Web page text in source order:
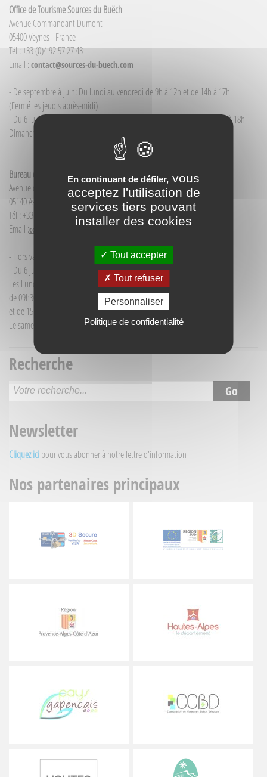
Office de Tourisme Sources du Buëch
Avenue Commandant Dumont
05400 Veynes - France
Tél : +33 (0)4 92 57 27 43
Email : contact@sources-du-buech.com
- De septembre à juin: Du lundi au vendredi de 9h à 12h et de 14h à 17h
(Fermé les jeudis après-midi)
- Du 6 juillet / au 30 août : du lundi au samedi de 9h à 12h00 et de 14h à 18h
Dimanche et jour férié : 9h à 12h00
Bureau d'Informations touristiques Aspres-sur-Buëch
Avenue de la Gare
05140 Aspres-sur-Buëch - France
Tél : +33(0)4 92 58 68 88
Email :contact@sources-du-buech.com
- Hors vacances d'été : mardi de 9h30 à 12h00
- Du 6 juillet au 30 août :
Les Lundi et Mercredi
de 09h30 à 12h30
et de 15h30 à 18h00
Le samedi matin de 09h30 à 12h30
Recherche
Newsletter
Cliquez ici pour vous abonner à notre lettre d'information
Nos partenaires principaux
En continuant de défiler, vous
acceptez l'utilisation de
services tiers pouvant
installer des cookies
Tout accepter
Tout refuser
Personnaliser
Politique de confidentialité